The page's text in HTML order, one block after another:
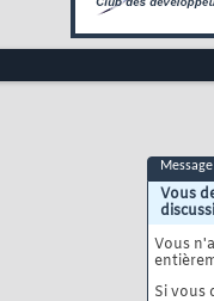
Message
Vous
Vous
Si vous